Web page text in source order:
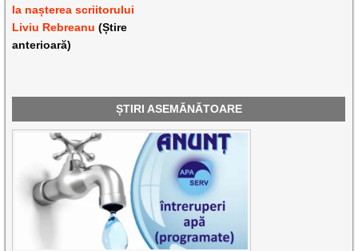
la nașterea scriitorului
Liviu Rebreanu (Știre
anterioară)
ȘTIRI ASEMĂNĂTOARE